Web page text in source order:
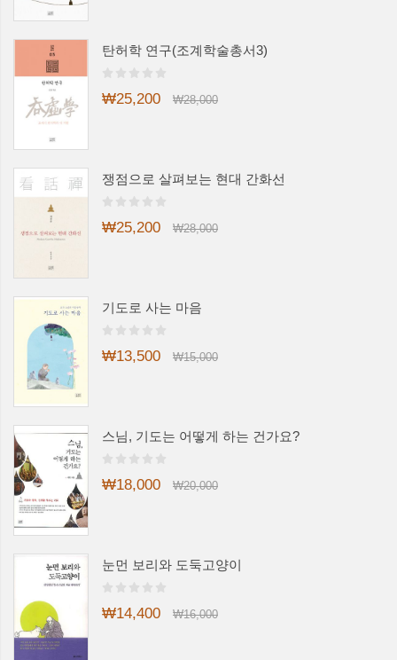
탄허학 연구(조계학술총서3)
₩25,200 ₩28,000
쟁점으로 살펴보는 현대 간화선
₩25,200 ₩28,000
기도로 사는 마음
₩13,500 ₩15,000
스님, 기도는 어떻게 하는 건가요?
₩18,000 ₩20,000
눈먼 보리와 도둑고양이
₩14,400 ₩16,000